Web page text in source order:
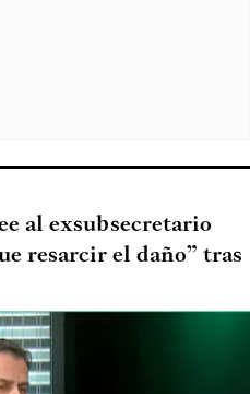
al exsubsecretario
resarcir el daño” tras